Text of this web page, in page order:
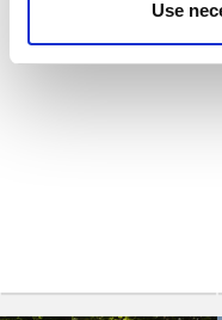
Use
Turistinformation
Grästorp